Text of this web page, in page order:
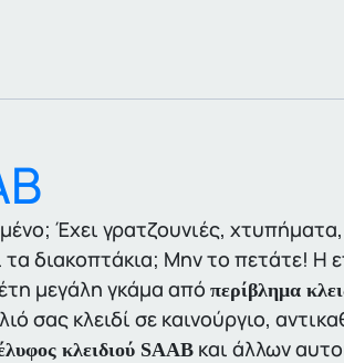
Έχει γρατζουνιές, χτυπήματα,
διακοπτάκια; Μην το πετάτε! Η
μεγάλη γκάμα από περίβλημα
σας κλειδί σε καινούργιο,
κλειδιού SAABκαι άλλων